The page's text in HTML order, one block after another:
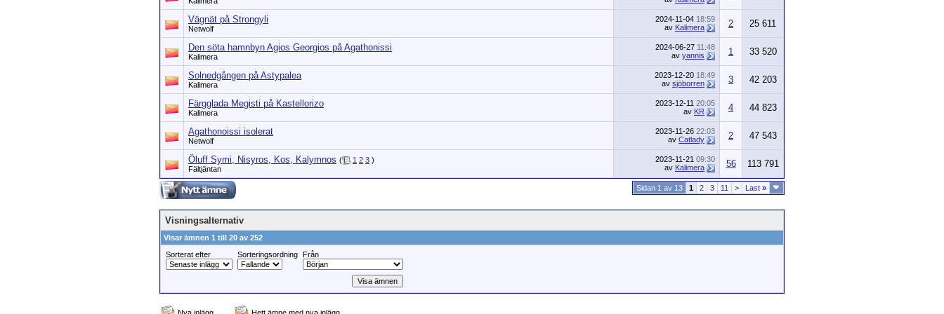
Vägnät på Strongyli
Netwolf
2024-11-04 18:59
av Kalimera 2 25 611
Den söta hamnbyn Agios Georgios på Agathonissi
Kalimera
2024-06-27 11:48
av yannis 1 33 520
Solnedgången på Astypalea
Kalimera
2023-12-20 18:49
av sjöborren 3 42 203
Färgglada Megisti på Kastellorizo
Kalimera
2023-12-11 20:05
av KR 4 44 823
Agathonoissi isolerat
Netwolf
2023-11-26 22:03
av Catlady 2 47 543
Öluff Symi, Nisyros, Kos, Kalymnos ( 1 2 3 )
Fältjäntan
2023-11-21 09:30
av Kalimera 56 113 791
Sidan 1 av 13 1 2 3 11 > Last »
Visningsalternativ
Visar ämnen 1 till 20 av 252
Sorterat efter
Sorteringsordning Från